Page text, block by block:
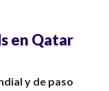
en Qatar
y de paso